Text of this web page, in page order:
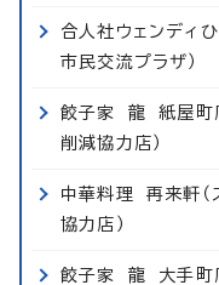
合人社ウェンディひ
市民交流プラザ）
餃子家 龍 紙屋町
削減協力店）
中華料理 再来軒（
協力店）
餃子家 龍 大手町